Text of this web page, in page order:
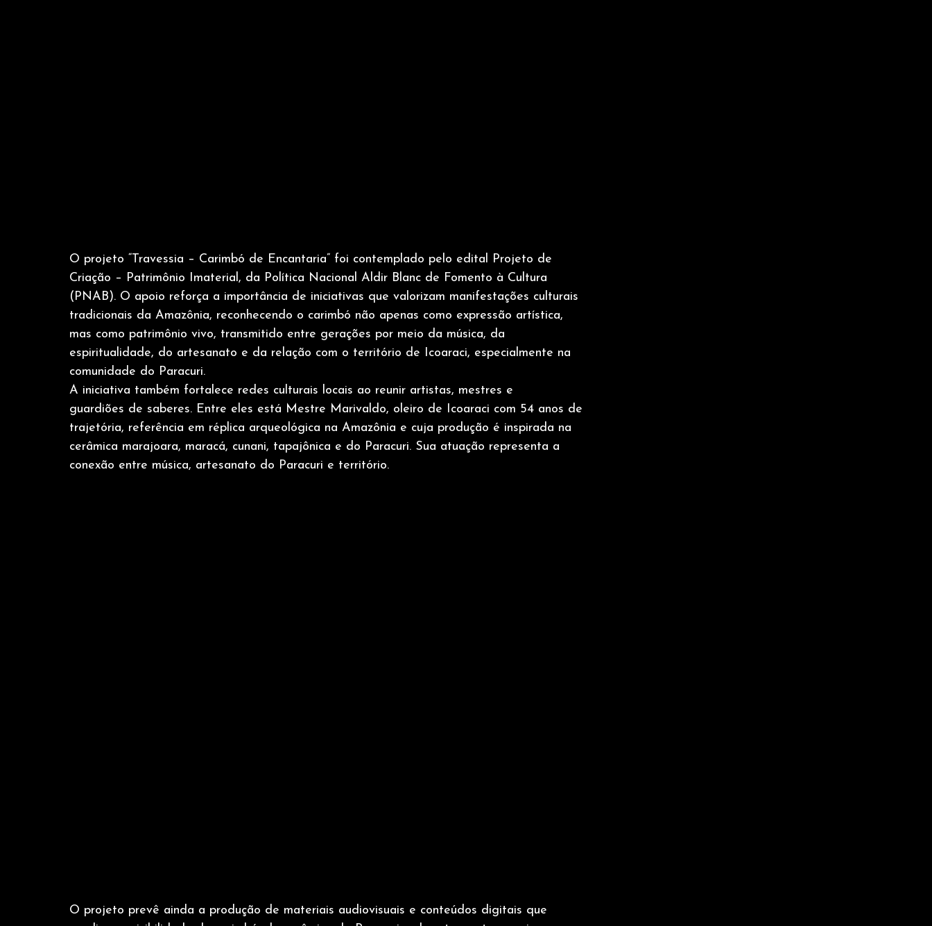
O projeto “Travessia – Carimbó de Encantaria” foi contemplado pelo edital Projeto de
Criação – Patrimônio Imaterial, da Política Nacional Aldir Blanc de Fomento à Cultura
(PNAB). O apoio reforça a importância de iniciativas que valorizam manifestações culturais
tradicionais da Amazônia, reconhecendo o carimbó não apenas como expressão artística,
mas como patrimônio vivo, transmitido entre gerações por meio da música, da
espiritualidade, do artesanato e da relação com o território de Icoaraci, especialmente na
comunidade do Paracuri.
A iniciativa também fortalece redes culturais locais ao reunir artistas, mestres e
guardiões de saberes. Entre eles está Mestre Marivaldo, oleiro de Icoaraci com 54 anos de
trajetória, referência em réplica arqueológica na Amazônia e cuja produção é inspirada na
cerâmica marajoara, maracá, cunani, tapajônica e do Paracuri. Sua atuação representa a
conexão entre música, artesanato do Paracuri e território.
O projeto prevê ainda a produção de materiais audiovisuais e conteúdos digitais que